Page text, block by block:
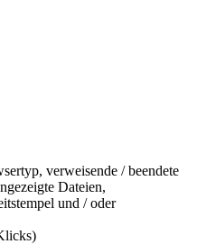
verweisende / beendete
Dateien,
und / oder